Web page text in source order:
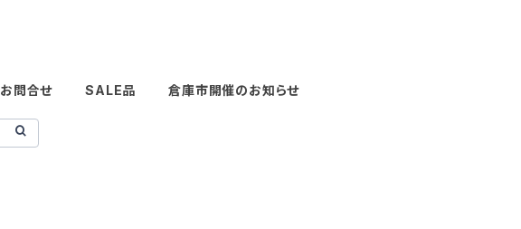
お問合せ SALE品 倉庫市開催のお知らせ